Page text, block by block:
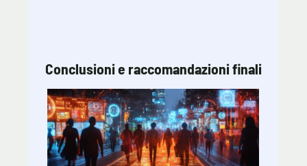
Conclusioni e raccomandazioni finali